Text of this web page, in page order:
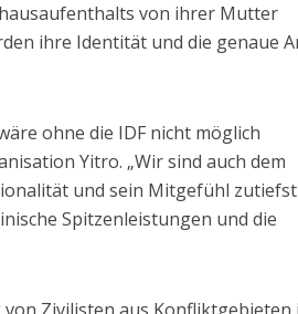
von ihrer Mutter
ihre Identität und die genaue
ohne die IDF nicht möglich
Yitro. „Wir sind auch dem
und sein Mitgefühl zutiefst
Spitzenleistungen und die